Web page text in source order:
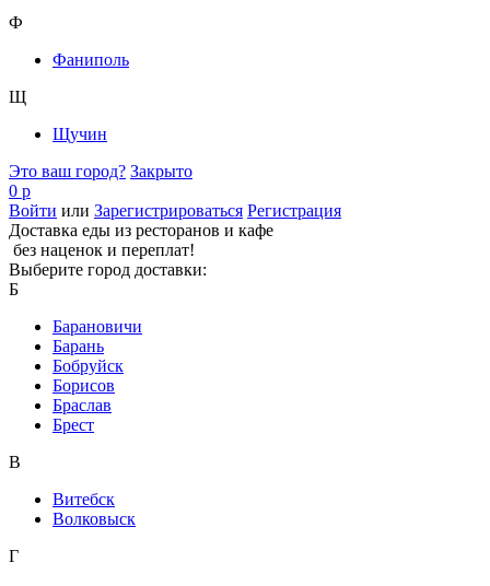
Ф
Фаниполь
Щ
Щучин
Это ваш город? Закрыто
0 р
Войти или Зарегистрироваться Регистрация
Доставка еды из ресторанов и кафе
без наценок и переплат!
Выберите город доставки:
Б
Барановичи
Барань
Бобруйск
Борисов
Браслав
Брест
В
Витебск
Волковыск
Г